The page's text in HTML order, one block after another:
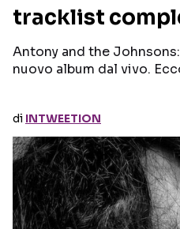
tracklist
Antony and the
nuovo album dal vivo.
di INTWEETION